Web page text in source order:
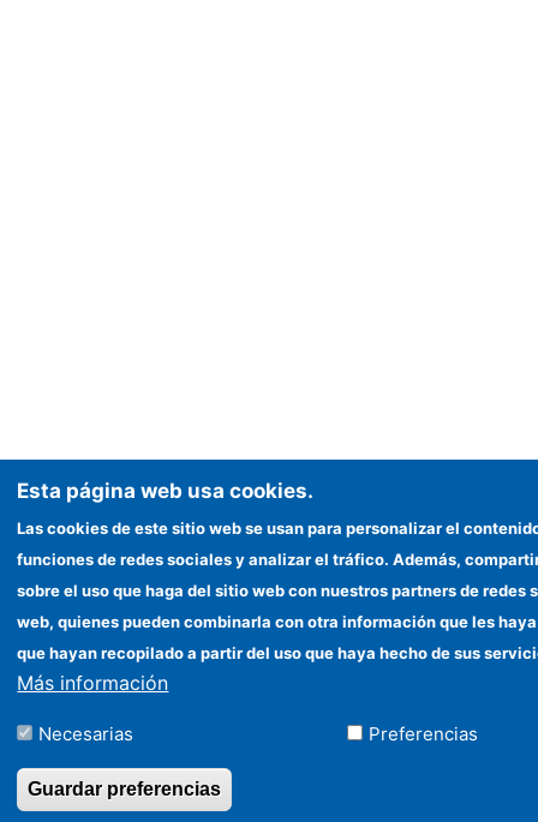
Esta página web usa cookies.
Las cookies de este sitio web se usan para personalizar el
funciones de redes sociales y analizar el tráfico. Además,
sobre el uso que haga del sitio web con nuestros partners de redes
web, quienes pueden combinarla con otra información que les
que hayan recopilado a partir del uso que haya hecho de sus
Más información
Necesarias Preferencias
Guardar preferencias